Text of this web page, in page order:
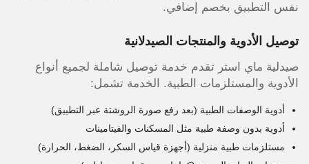
نفس التطبيق بخصم إضافي.
توصيل الأدوية والمنتجات الصيدلانية
صيدلية ماي استر تقدم خدمة توصيل شاملة لجميع أنواع
الأدوية والمستلزمات الطبية. الخدمة تشمل:
أدوية الوصفات الطبية (بعد رفع صورة الروشتة عبر التطبيق)
أدوية بدون وصفة طبية مثل المسكنات والفيتامينات
مستلزمات طبية منزلية (أجهزة قياس السكر، الضغط، الحرارة)